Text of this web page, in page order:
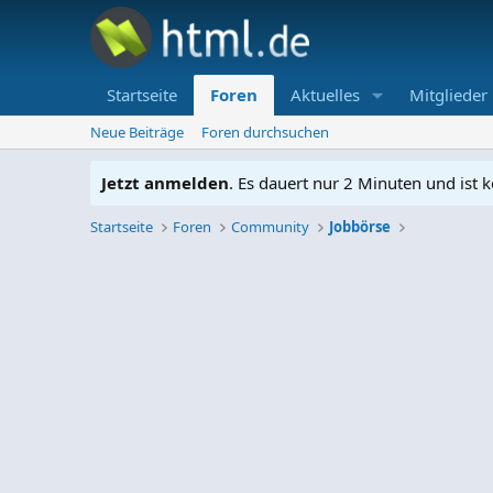
Startseite Foren Aktuelles Mitglieder
Neue Beiträge Foren durchsuchen
Jetzt anmelden. Es dauert nur 2 Minuten und ist
Startseite Foren Community Jobbörse